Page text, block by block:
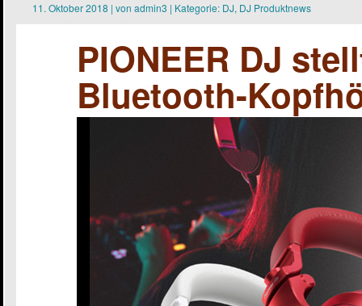
11. Oktober 2018 | von admin3 | Kategorie: DJ, DJ Produktnews
PIONEER DJ
Bluetooth-